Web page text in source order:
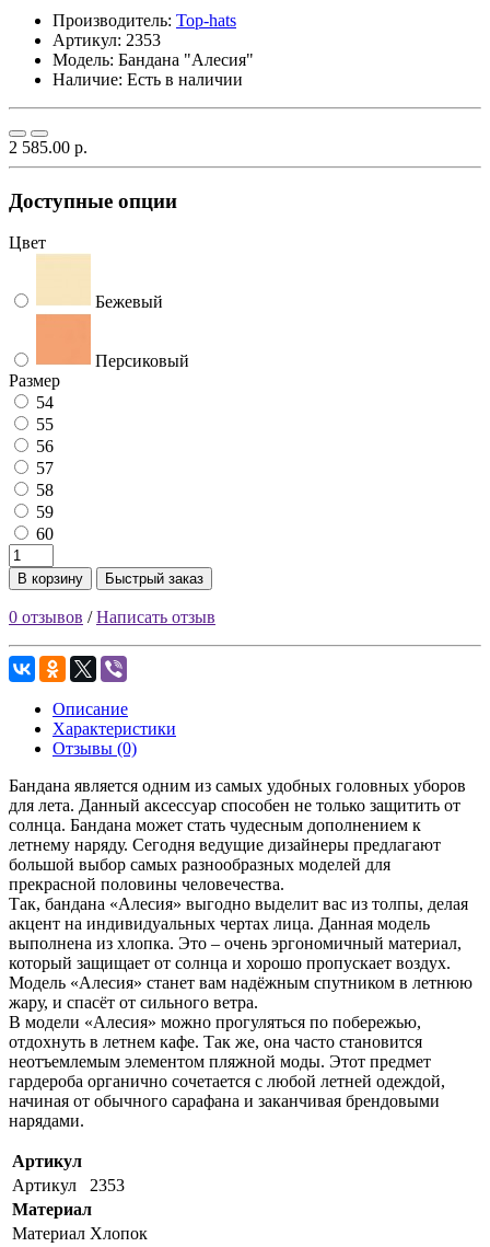
Производитель: Top-hats
Артикул: 2353
Модель: Бандана "Алесия"
Наличие: Есть в наличии
2 585.00 р.
Доступные опции
Цвет
Бежевый
Персиковый
Размер
54
55
56
57
58
59
60
В корзину Быстрый заказ
0 отзывов /Написать отзыв
Описание
Характеристики
Отзывы (0)
Бандана является одним из самых удобных головных уборов
для лета. Данный аксессуар способен не только защитить от
солнца. Бандана может стать чудесным дополнением к
летнему наряду. Сегодня ведущие дизайнеры предлагают
большой выбор самых разнообразных моделей для
прекрасной половины человечества.
Так, бандана «Алесия» выгодно выделит вас из толпы, делая
акцент на индивидуальных чертах лица. Данная модель
выполнена из хлопка. Это – очень эргономичный материал,
который защищает от солнца и хорошо пропускает воздух.
Модель «Алесия» станет вам надёжным спутником в летнюю
жару, и спасёт от сильного ветра.
В модели «Алесия» можно прогуляться по побережью,
отдохнуть в летнем кафе. Так же, она часто становится
неотъемлемым элементом пляжной моды. Этот предмет
гардероба органично сочетается с любой летней одеждой,
начиная от обычного сарафана и заканчивая брендовыми
нарядами.
Артикул
Артикул
2353
Материал
Материал Хлопок